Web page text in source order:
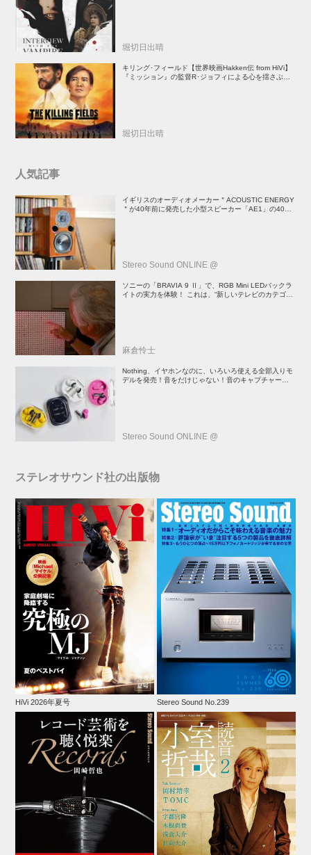
堀切日出晴
キリング･フィールド【世界映画Hakken伝 from HiVi】
『ミッション』の監督R･ジョフィによる心を揺さぶる
堀切日出晴
人気記事
イギリスのオーディオメーカー＂ACOUSTIC ENERGY
＂が40年前に発売した小型スピーカー「AE1」の40周
Stereo Sound ONLINE @
ソニーの「BRAVIA 9 Ⅱ」で、RGB Mini LEDバックラ
イトの実力を体験！ これは、“新しいテレビのカテゴリ
麻倉怜士
Nothing、イヤホンなのに、いろいろ使える全部入りモ
デルを発売！音をだけじゃない！音のキャプチャーや、
Stereo Sound ONLINE @
ステレオサウンド社の出版物
HiVi 2026年夏号 Stereo Sound No.239